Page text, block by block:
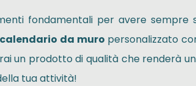
fondamentali per avere
calendario da muro personalizzato
un prodotto di qualità che renderà
tua attività!